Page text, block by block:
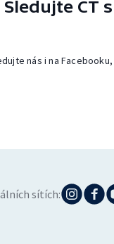
ČT
nás i na Facebooku,
sítích: